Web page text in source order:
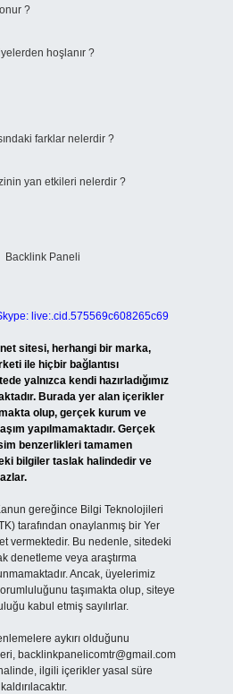
?
hoşlanır ?
farklar nelerdir ?
yan etkileri nelerdir ?
live:.cid.575569c608265c69
sitesi, herhangi bir marka,
ile hiçbir bağlantısı
yalnızca kendi hazırladığımız
Burada yer alan içerikler
olup, gerçek kurum ve
yapılmamaktadır. Gerçek
benzerlikleri tamamen
bilgiler taslak halindedir ve
gereğince Bilgi Teknolojileri
tarafından onaylanmış bir Yer
vermektedir. Bu nedenle, sitedeki
denetleme veya araştırma
Ancak, üyelerimiz
taşımakta olup, siteye
kabul etmiş sayılırlar.
aykırı olduğunu
backlinkpanelicomtr@gmail.com
ilgili içerikler yasal süre